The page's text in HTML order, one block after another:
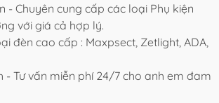
- Chuyên cung cấp các loại Phụ kiện
với giá cả hợp lý.
đèn cao cấp : Maxpsect, Zetlight, ADA,
- Tư vấn miễn phí 24/7 cho anh em đam